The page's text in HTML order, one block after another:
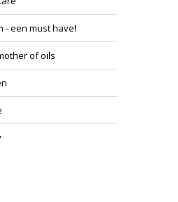
- een must have!
of oils